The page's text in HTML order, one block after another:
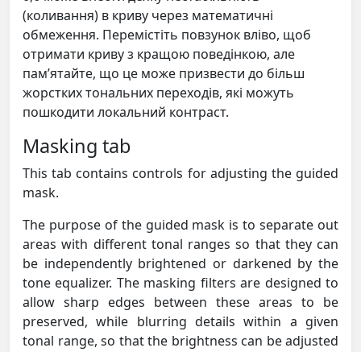
(коливання) в криву через математичні
обмеження. Перемістіть повзунок вліво, щоб
отримати криву з кращою поведінкою, але
пам’ятайте, що це може призвести до більш
жорстких тональних переходів, які можуть
пошкодити локальний контраст.
Masking tab
This tab contains controls for adjusting the guided
mask.
The purpose of the guided mask is to separate out
areas with different tonal ranges so that they can
be independently brightened or darkened by the
tone equalizer. The masking filters are designed to
allow sharp edges between these areas to be
preserved, while blurring details within a given
tonal range, so that the brightness can be adjusted